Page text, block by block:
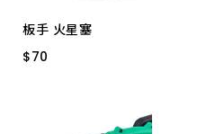
板手 火星塞
$70
$70
Ｔ型16 M/M